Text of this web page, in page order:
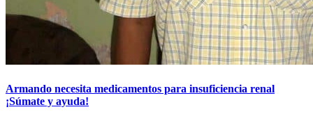
Armando necesita medicamentos para insuficiencia renal
¡Súmate y ayuda!